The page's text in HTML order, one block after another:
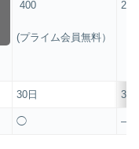
400
(プライム会員無料）
30日 30
◯ –